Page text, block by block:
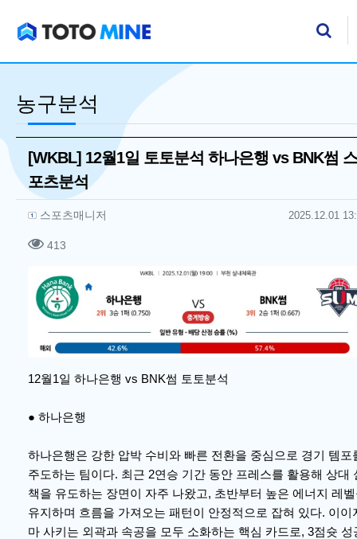
농구분석
[WKBL] 12월1일 토토분석 하나은행 vs BNK썸 스
포츠분석
작성자 정보
스포츠매니저 작성일
2025.12.01
컨텐츠 정보
413
본문
12월1일 하나은행 vs BNK썸 토토분석
● 하나은행
하나은행은 강한 압박 수비와 빠른 전환을 중심으로 경기 템포
주도하는 팀이다. 최근 2연승 기간 동안 프레스를 활용해 상대
책을 유도하는 장면이 자주 나왔고, 초반부터 높은 에너지 레
유지하며 흐름을 가져오는 패턴이 안정적으로 잡혀 있다. 이이
마 사키는 외곽과 속공을 모두 소화하는 핵심 카드로, 3점슛 성